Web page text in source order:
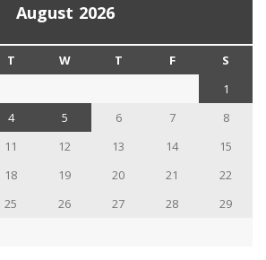
August 2026
T W T F
S
1
4 5 6 7
8
11 12 13 14
15
18 19 20 21
22
25 26 27 28
29